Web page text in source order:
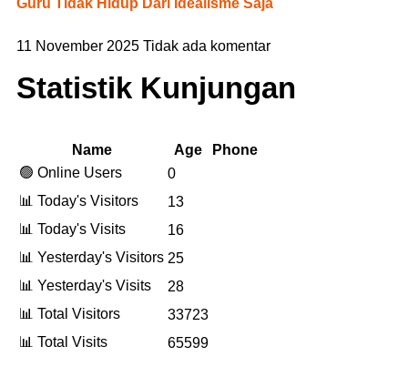
11 November 2025 Tidak ada komentar
Statistik Kunjungan
Name Age
Phone
🟢 Online Users
0
📊 Today's Visitors
13
📊 Today's Visits
16
📊 Yesterday's Visitors 25
📊 Yesterday's Visits
28
📊 Total Visitors
33723
📊 Total Visits
65599